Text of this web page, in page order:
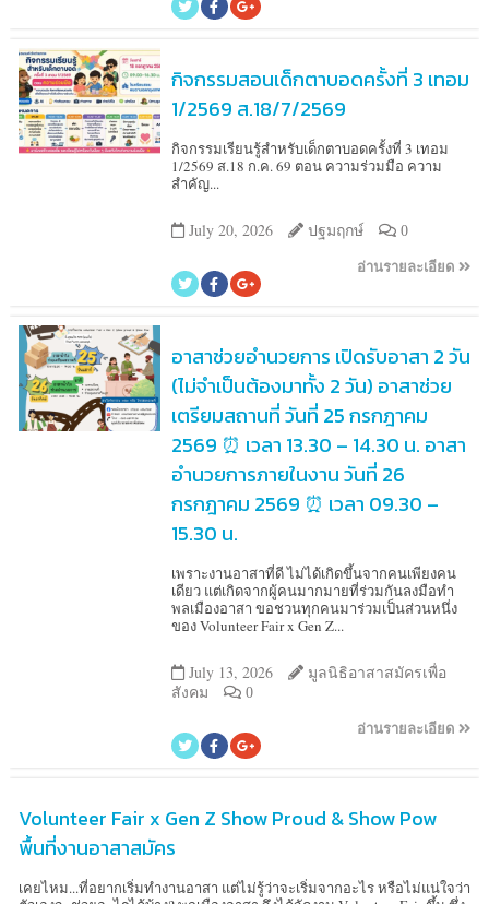
กิจกรรมสอนเด็กตาบอดครั้งที่ 3 เทอม
1/2569 ส.18/7/2569
กิจกรรมเรียนรู้สำหรับเด็กตาบอดครั้งที่ 3 เทอม
1/2569 ส.18 ก.ค. 69 ตอน ความร่วมมือ ความ
สำคัญ...
July 20, 2026 ปฐมฤกษ์ 0
อ่านรายละเอียด
อาสาช่วยอำนวยการ เปิดรับอาสา 2 วัน
(ไม่จำเป็นต้องมาทั้ง 2 วัน) อาสาช่วย
เตรียมสถานที่ วันที่ 25 กรกฎาคม
2569 ⏰ เวลา 13.30 – 14.30 น. อาสา
อำนวยการภายในงาน วันที่ 26
กรกฎาคม 2569 ⏰ เวลา 09.30 –
15.30 น.
เพราะงานอาสาที่ดี ไม่ได้เกิดขึ้นจากคนเพียงคน
เดียว แต่เกิดจากผู้คนมากมายที่ร่วมกันลงมือทำ
พลเมืองอาสา ขอชวนทุกคนมาร่วมเป็นส่วนหนึ่ง
ของ Volunteer Fair x Gen Z...
July 13, 2026
มูลนิธิอาสาสมัครเพื่อ
สังคม
0
อ่านรายละเอียด
Volunteer Fair x Gen Z Show Proud & Show Pow
พื้นที่งานอาสาสมัคร
เคยไหม...ที่อยากเริ่มทำงานอาสา แต่ไม่รู้ว่าจะเริ่มจากอะไร หรือไม่แน่ใจว่า